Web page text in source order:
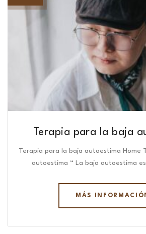
Terapia para la baja
Terapia para la baja autoestima Home
autoestima “ La baja autoestima
MÁS